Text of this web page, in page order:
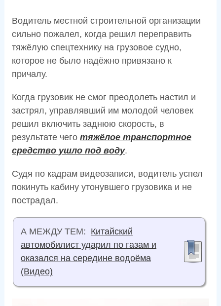
Водитель местной строительной организации
сильно пожалел, когда решил переправить
тяжёлую спецтехнику на грузовое судно,
которое не было надёжно привязано к
причалу.
Когда грузовик не смог преодолеть настил и
застрял, управлявший им молодой человек
решил включить заднюю скорость, в
результате чего тяжёлое транспортное
средство ушло под воду.
Судя по кадрам видеозаписи, водитель успел
покинуть кабину утонувшего грузовика и не
пострадал.
А МЕЖДУ ТЕМ: Китайский
автомобилист ударил по газам и
оказался на середине водоёма
(Видео)